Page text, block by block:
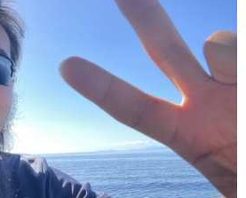
棒行程！
看是什麼樣的行程！
海娜刺青、英語會話